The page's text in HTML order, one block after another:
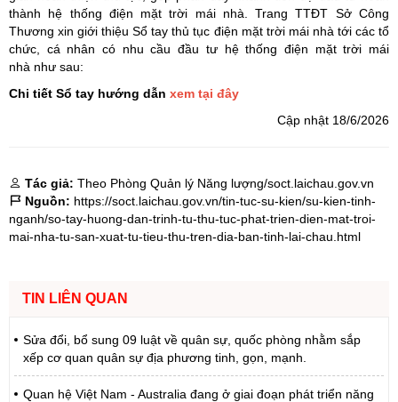
thành hệ thống điện mặt trời mái nhà. Trang TTĐT Sở Công
Thương xin giới thiệu Sổ tay thủ tục điện mặt trời mái nhà tới các tổ
chức, cá nhân có nhu cầu đầu tư hệ thống điện mặt trời mái
nhà như sau:
Chi tiết Sổ tay hướng dẫn xem tại đây
Cập nhật 18/6/2026
Tác giả: Theo Phòng Quản lý Năng lượng/soct.laichau.gov.vn
Nguồn: https://soct.laichau.gov.vn/tin-tuc-su-kien/su-kien-tinh-
nganh/so-tay-huong-dan-trinh-tu-thu-tuc-phat-trien-dien-mat-troi-
mai-nha-tu-san-xuat-tu-tieu-thu-tren-dia-ban-tinh-lai-chau.html
TIN LIÊN QUAN
Sửa đổi, bổ sung 09 luật về quân sự, quốc phòng nhằm sắp
xếp cơ quan quân sự địa phương tinh, gọn, mạnh.
Quan hệ Việt Nam - Australia đang ở giai đoạn phát triển năng